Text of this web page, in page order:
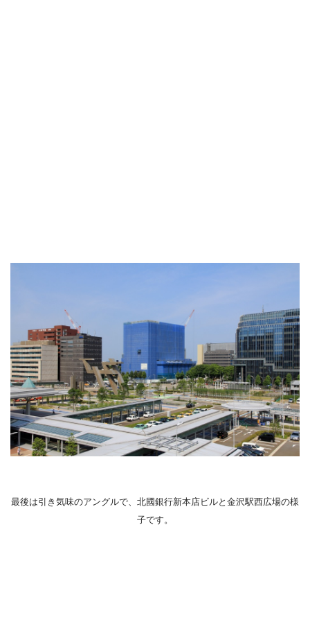
最後は引き気味のアングルで、北國銀行新本店ビルと金沢駅西広場の様
子です。